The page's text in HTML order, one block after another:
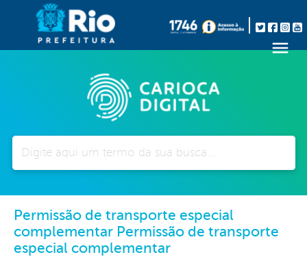
Permissão de transporte especial
complementar Permissão de transporte
especial complementar